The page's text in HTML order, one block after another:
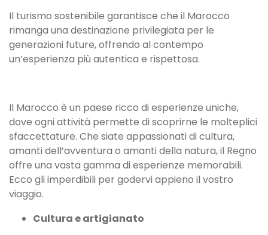
Il turismo sostenibile garantisce che il Marocco
rimanga una destinazione privilegiata per le
generazioni future, offrendo al contempo
un’esperienza più autentica e rispettosa.
Il Marocco è un paese ricco di esperienze uniche,
dove ogni attività permette di scoprirne le molteplici
sfaccettature. Che siate appassionati di cultura,
amanti dell’avventura o amanti della natura, il Regno
offre una vasta gamma di esperienze memorabili.
Ecco gli imperdibili per godervi appieno il vostro
viaggio.
Cultura e artigianato